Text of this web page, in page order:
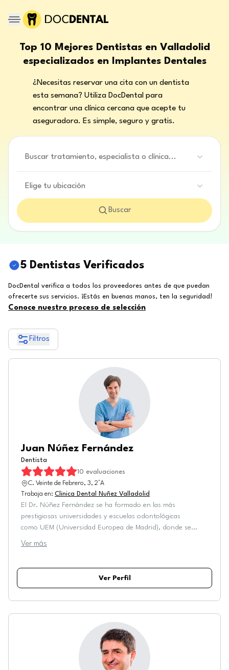
Top 10 Mejores Dentistas en Valladolid
especializados en Implantes Dentales
¿Necesitas reservar una cita con un dentista
esta semana? Utiliza DocDental para
encontrar una clínica cercana que acepte tu
aseguradora. Es simple, seguro y gratis.
Buscar tratamiento, especialista o clínica...
Elige tu ubicación
Buscar
5 Dentistas Verificados
DocDental verifica a todos los proveedores antes de que puedan
ofrecerte sus servicios. ¡Estás en buenas manos, ten la seguridad!
Conoce nuestro proceso de selección
Filtros
Juan Núñez Fernández
Dentista
10 evaluaciones
C. Veinte de Febrero, 3, 2°A
Trabaja en: Clinica Dental Nuñez Valladolid
El Dr. Núñez Fernández se ha formado en las más
prestigiosas universidades y escuelas odontológicas
como UEM (Universidad Europea de Madrid), donde se...
Ver más
Ver Perfil